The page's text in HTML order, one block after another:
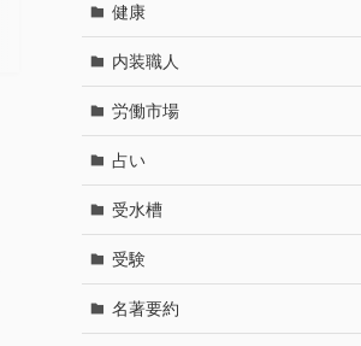
健康
内装職人
労働市場
占い
受水槽
受験
名著要約